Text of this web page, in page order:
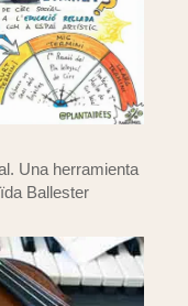
Una herramienta
Ballester